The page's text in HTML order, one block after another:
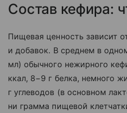
Состав кефира:
Пищевая ценность зависит
и добавок. В среднем в
мл) обычного нежирного
ккал, 8−9 г белка, немного
г углеводов (в основном
ни грамма пищевой